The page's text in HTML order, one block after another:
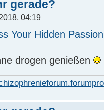
gerade?
04:19
Your Hidden Passion
drogen genießen